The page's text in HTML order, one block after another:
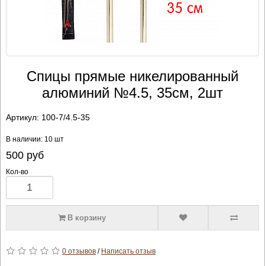
Спицы прямые никелированный
алюминий №4.5, 35см, 2шт
Артикул: 100-7/4.5-35
В наличии: 10 шт
500руб
Кол-во
В корзину
0 отзывов/ Написать отзыв